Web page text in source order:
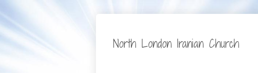
North London Iranian Church